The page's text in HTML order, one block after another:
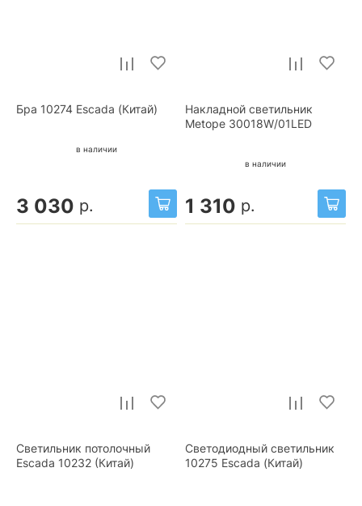
Бра 10274 Escada (Китай)
в наличии
3 030 р.
Накладной светильник
Metope 30018W/01LED
в наличии
1 310 р.
Светильник потолочный
Escada 10232 (Китай)
Светодиодный светильник
10275 Escada (Китай)